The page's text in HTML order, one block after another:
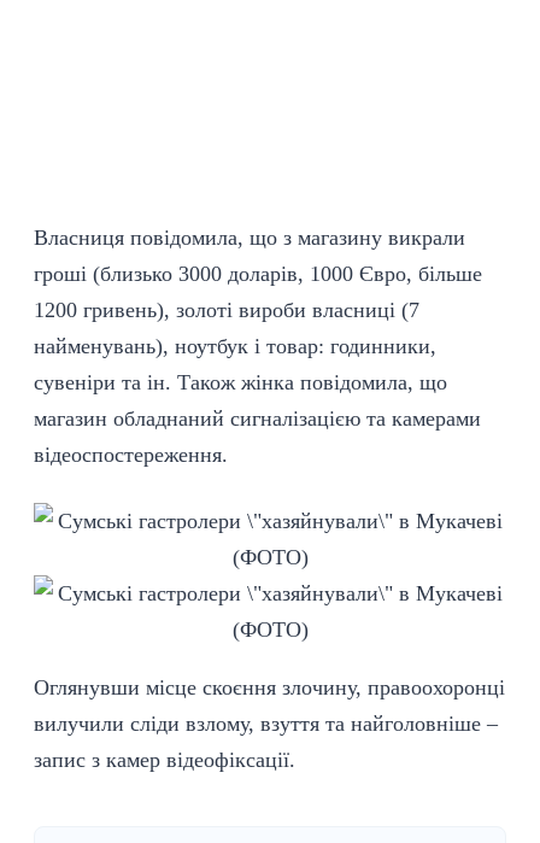
Власниця повідомила, що з магазину викрали
гроші (близько 3000 доларів, 1000 Євро, більше
1200 гривень), золоті вироби власниці (7
найменувань), ноутбук і товар: годинники,
сувеніри та ін. Також жінка повідомила, що
магазин обладнаний сигналізацією та камерами
відеоспостереження.
Оглянувши місце скоєння злочину, правоохоронці
вилучили сліди взлому, взуття та найголовніше –
запис з камер відеофіксації.